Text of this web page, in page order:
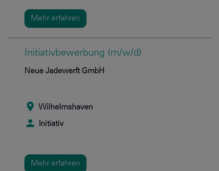
Mehr erfahren
Initiativbewerbung (m/w/d)
Neue Jadewerft GmbH
Wilhelmshaven
Initiativ
Mehr erfahren